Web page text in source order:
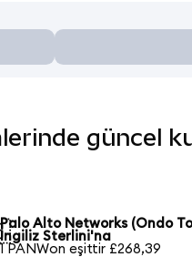
güncel
Palo Alto Networks (Ondo
İngiliz Sterlini'na
1 PANWon eşittir £268,39